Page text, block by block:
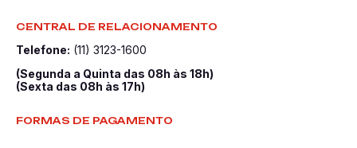
CENTRAL DE RELACIONAMENTO
Telefone: (11) 3123-1600
(Segunda a Quinta das 08h às 18h)
(Sexta das 08h às 17h)
FORMAS DE PAGAMENTO